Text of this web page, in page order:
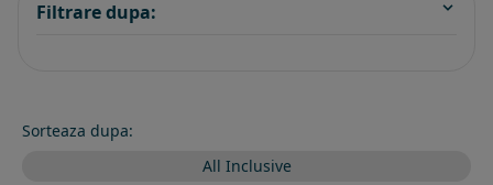
Filtrare dupa:
Sorteaza dupa:
All Inclusive